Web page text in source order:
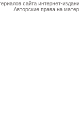
сайта интернет-
Авторские права на